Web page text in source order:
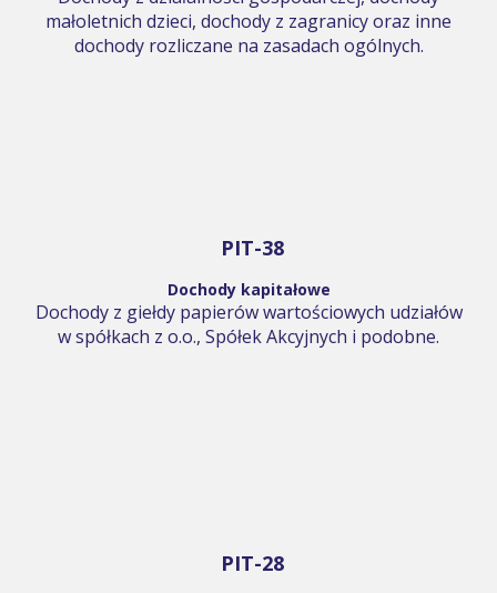
małoletnich dzieci, dochody z zagranicy oraz inne
dochody rozliczane na zasadach ogólnych.
PIT-38
Dochody kapitałowe
Dochody z giełdy papierów wartościowych udziałów
w spółkach z o.o., Spółek Akcyjnych i podobne.
PIT-28